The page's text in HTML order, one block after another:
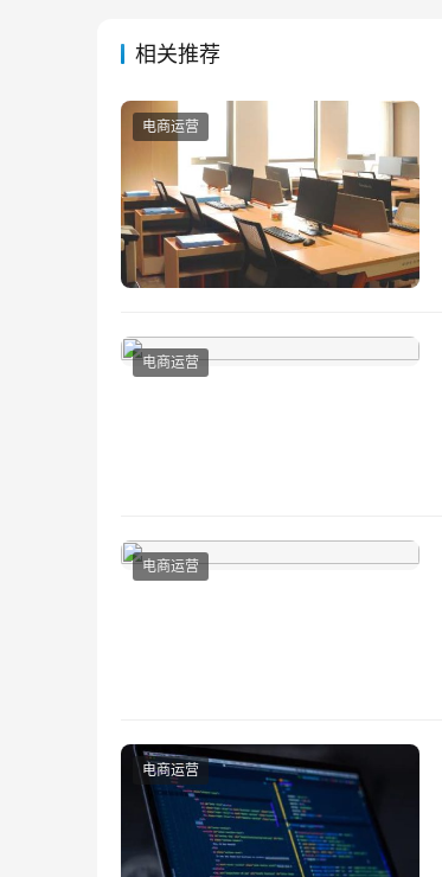
相关推荐
电商运营
电商运营
电商运营
电商运营